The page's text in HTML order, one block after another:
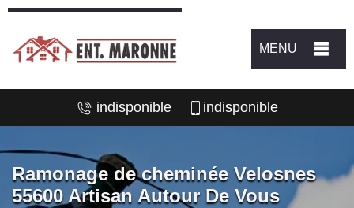
MENU
indisponible indisponible
Ramonage de cheminée Velosnes
55600 Artisan Autour De Vous